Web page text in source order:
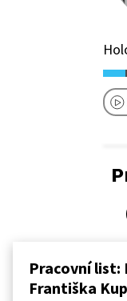
Pracovní list:
Františka